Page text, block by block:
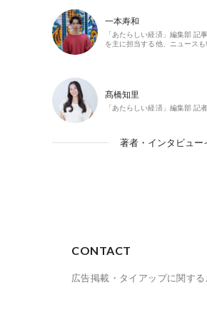
一本寿和
「あたらしい経済」編集部 記
を主に担当する他、ニュース
髙橋知里
「あたらしい経済」編集部 記
著者・インタビュー
CONTACT
広告掲載・タイアップに関す